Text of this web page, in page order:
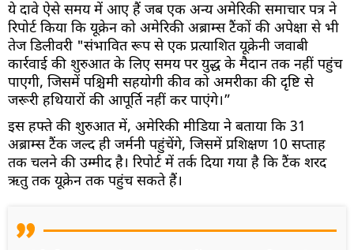
ये दावे ऐसे समय में आए हैं जब एक अन्य अमेरिकी समाचार पत्र ने
रिपोर्ट किया कि यूक्रेन को अमेरिकी अब्राम्स टैंकों की अपेक्षा से भी
तेज डिलीवरी "संभावित रूप से एक प्रत्याशित यूक्रेनी जवाबी
कार्रवाई की शुरुआत के लिए समय पर युद्ध के मैदान तक नहीं पहुंच
पाएगी, जिसमें पश्चिमी सहयोगी कीव को अमरीका की दृष्टि से
जरूरी हथियारों की आपूर्ति नहीं कर पाएंगे।”
इस हफ्ते की शुरुआत में, अमेरिकी मीडिया ने बताया कि 31
अब्राम्स टैंक जल्द ही जर्मनी पहुंचेंगे, जिसमें प्रशिक्षण 10 सप्ताह
तक चलने की उम्मीद है। रिपोर्ट में तर्क दिया गया है कि टैंक शरद
ऋतु तक यूक्रेन तक पहुंच सकते हैं।